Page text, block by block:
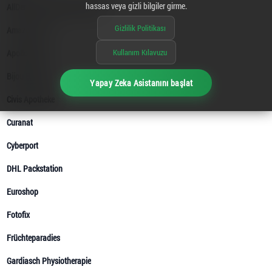
hassas veya gizli bilgiler girme.
Gizlilik Politikası
Kullanım Kılavuzu
Yapay Zeka Asistanını başlat